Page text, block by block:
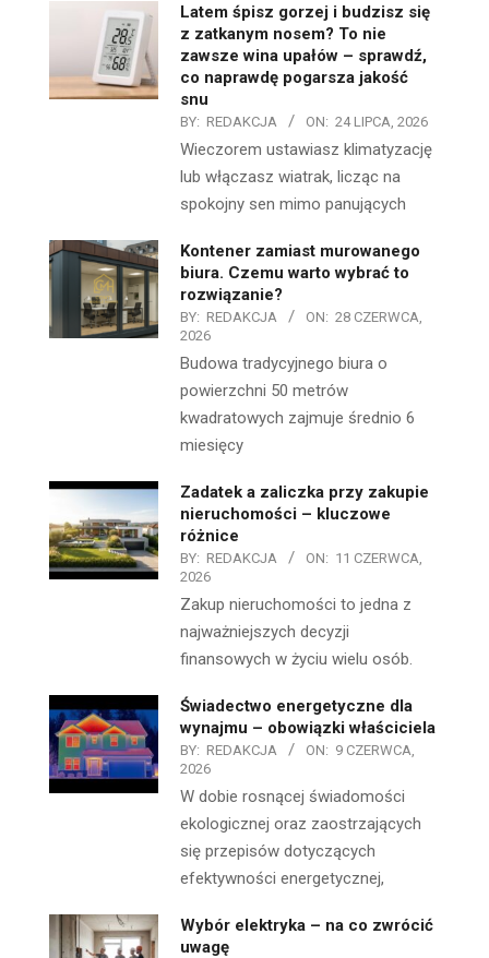
Latem śpisz gorzej i budzisz się
z zatkanym nosem? To nie
zawsze wina upałów – sprawdź,
co naprawdę pogarsza jakość
snu
BY: REDAKCJA ON: 24 LIPCA, 2026
Wieczorem ustawiasz klimatyzację
lub włączasz wiatrak, licząc na
spokojny sen mimo panujących
Kontener zamiast murowanego
biura. Czemu warto wybrać to
rozwiązanie?
BY: REDAKCJA ON: 28 CZERWCA,
2026
Budowa tradycyjnego biura o
powierzchni 50 metrów
kwadratowych zajmuje średnio 6
miesięcy
Zadatek a zaliczka przy zakupie
nieruchomości – kluczowe
różnice
BY: REDAKCJA ON: 11 CZERWCA,
2026
Zakup nieruchomości to jedna z
najważniejszych decyzji
finansowych w życiu wielu osób.
Świadectwo energetyczne dla
wynajmu – obowiązki właściciela
BY: REDAKCJA ON: 9 CZERWCA,
2026
W dobie rosnącej świadomości
ekologicznej oraz zaostrzających
się przepisów dotyczących
efektywności energetycznej,
Wybór elektryka – na co zwrócić
uwagę